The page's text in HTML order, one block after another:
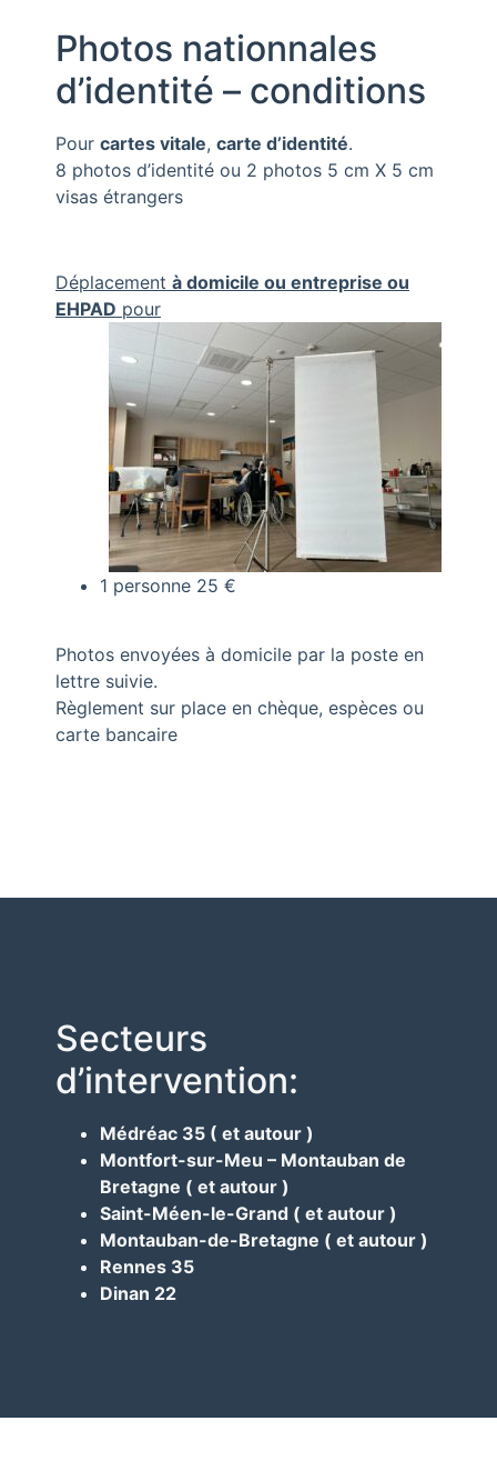
Photos nationnales
d’identité – conditions
Pour cartes vitale, carte d’identité.
8 photos d’identité ou 2 photos 5 cm X 5 cm
visas étrangers
Déplacement à domicile ou entreprise ou
EHPAD pour
1 personne 25 €
Photos envoyées à domicile par la poste en
lettre suivie.
Règlement sur place en chèque, espèces ou
carte bancaire
Secteurs
d’intervention:
Médréac 35 ( et autour )
Montfort-sur-Meu – Montauban de
Bretagne ( et autour )
Saint-Méen-le-Grand ( et autour )
Montauban-de-Bretagne ( et autour )
Rennes 35
Dinan 22